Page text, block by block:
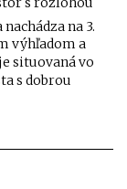
na 3.
výhľadom a
situovaná vo
s dobrou